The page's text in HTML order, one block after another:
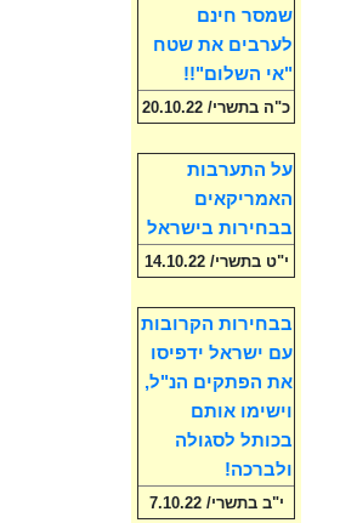
שמסר חינם
לערבים את שטח
"אי השלום"!!
כ"ה בתשרי/ 20.10.22
על התערבות
האמריקאים
בבחירות בישראל
י"ט בתשרי/ 14.10.22
בבחירות הקרובות
עם ישראל ידפיסו
את הפתקים הנ"ל,
וישימו אותם
בכותל לסגולה
ולברכה!
י"ב בתשרי/ 7.10.22